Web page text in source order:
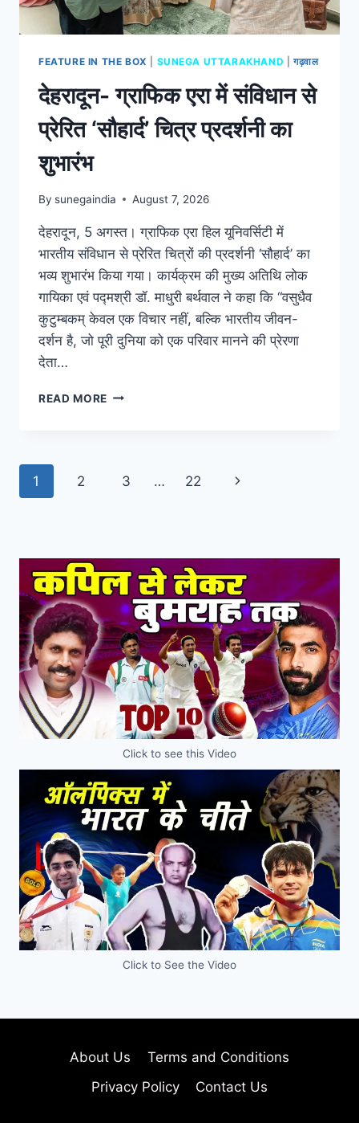
FEATURE IN THE BOX SUNEGA UTTARAKHAND |गढ़वाल
देहरादून- ग्राफिक एरा में संविधान से
प्रेरित ‘सौहार्द’ चित्र प्रदर्शनी का
शुभारंभ
By sunegaindia August 7, 2026
देहरादून, 5 अगस्त। ग्राफिक एरा हिल यूनिवर्सिटी में
भारतीय संविधान से प्रेरित चित्रों की प्रदर्शनी ‘सौहार्द’ का
भव्य शुभारंभ किया गया। कार्यक्रम की मुख्य अतिथि लोक
गायिका एवं पद्मश्री डॉ. माधुरी बर्थवाल ने कहा कि “वसुधैव
कुटुम्बकम् केवल एक विचार नहीं, बल्कि भारतीय जीवन-
दर्शन है, जो पूरी दुनिया को एक परिवार मानने की प्रेरणा
देता…
READ MORE
1 2 3 … 22
Click to see this Video
Click to See the Video
About Us
Terms and Conditions
Privacy Policy
Contact Us